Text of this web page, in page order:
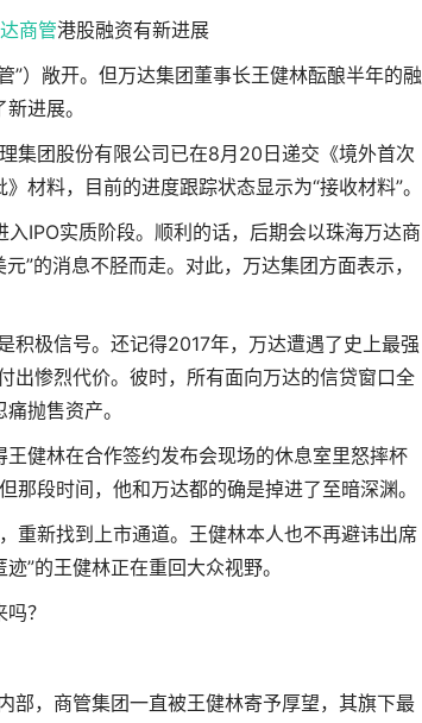
商管港股融资有新进展
”）敞开。但万达集团董事长王健林酝酿半年的融
进展。
集团股份有限公司已在8月20日递交《境外首次
材料，目前的进度跟踪状态显示为“接收材料”。
IPO实质阶段。顺利的话，后期会以珠海万达商
”的消息不胫而走。对此，万达集团方面表示，
积极信号。还记得2017年，万达遭遇了史上最强
出惨烈代价。彼时，所有面向万达的信贷窗口全
抛售资产。
健林在合作签约发布会现场的休息室里怒摔杯
段时间，他和万达都的确是掉进了至暗深渊。
重新找到上市通道。王健林本人也不再避讳出席
”的王健林正在重回大众视野。
？
部，商管集团一直被王健林寄予厚望，其旗下最